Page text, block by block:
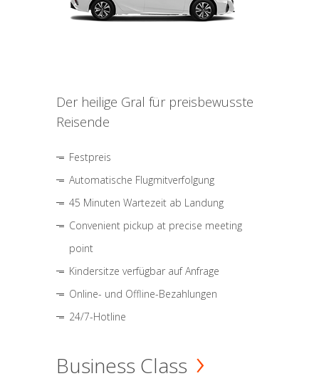
Der heilige Gral für preisbewusste
Reisende
Festpreis
Automatische Flugmitverfolgung
45 Minuten Wartezeit ab Landung
Convenient pickup at precise meeting
point
Kindersitze verfügbar auf Anfrage
Online- und Offline-Bezahlungen
24/7-Hotline
Business Class